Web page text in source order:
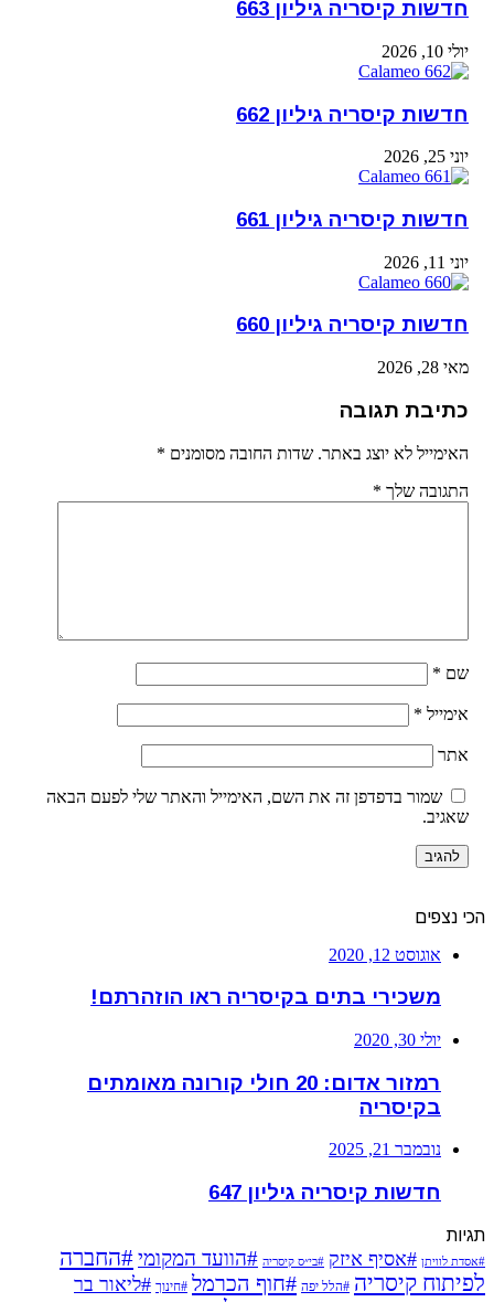
חדשות קיסריה גיליון 663
יולי 10, 2026
חדשות קיסריה גיליון 662
יוני 25, 2026
חדשות קיסריה גיליון 661
יוני 11, 2026
חדשות קיסריה גיליון 660
מאי 28, 2026
כתיבת תגובה
האימייל לא יוצג באתר. שדות החובה מסומנים *
התגובה שלך *
שם *
אימייל *
אתר
שמור בדפדפן זה את השם, האימייל והאתר שלי לפעם הבאה
שאגיב.
הכי נצפים
אוגוסט 12, 2020
משכירי בתים בקיסריה ראו הוזהרתם!
יולי 30, 2020
רמזור אדום: 20 חולי קורונה מאומתים
בקיסריה
נובמבר 21, 2025
חדשות קיסריה גיליון 647
תגיות
#אסדת לוויתן #אסיף איזק #בי״ס קיסריה #הוועד המקומי#החברה
לפיתוח קיסריה #הלל יפה #חוף הכרמל #חינוך #ליאור בר